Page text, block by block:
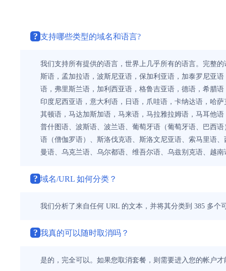
? 支持哪些类型的域名和语言?
我们支持所有提供的语言，世界上几乎所有的语言。完整
斯语，孟加拉语，波斯尼亚语，保加利亚语，加泰罗尼亚
语，弗里斯兰语，加利西亚语，格鲁吉亚语，德语，希腊
印度尼西亚语，意大利语，日语，爪哇语，卡纳达语，哈
其顿语，马达加斯加语，马来语，马拉雅拉姆语，马耳他
普什图语、波斯语、波兰语、葡萄牙语（葡萄牙语、巴西
语（僧伽罗语）、斯洛伐克语、斯洛文尼亚语、索马里语
曼语、乌克兰语、乌尔都语、维吾尔语、乌兹别克语、越
? 域名/URL 如何分类？
我们分析了来自任何 URL 的文本，并将其分类到 385 多
? 我真的可以随时取消吗？
是的，完全可以。如果您取消套餐，则需要进入您的帐户才